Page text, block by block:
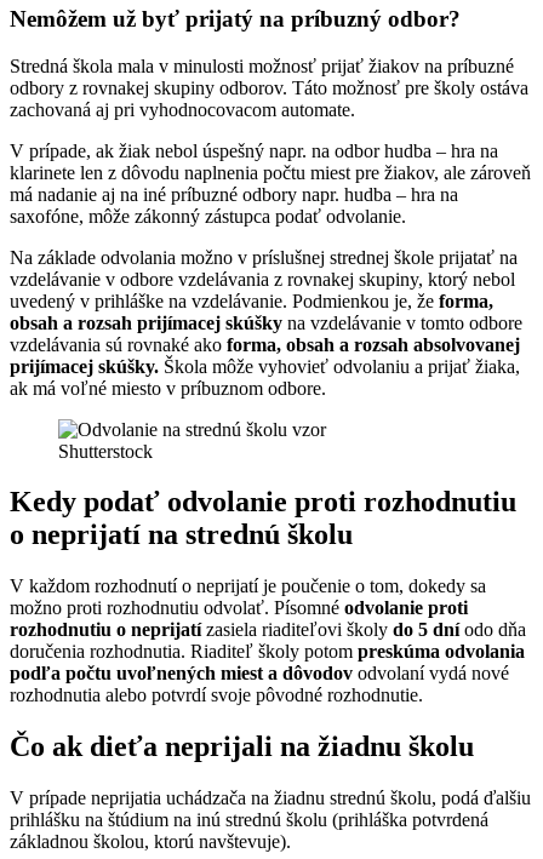
Nemôžem už byť prijatý na príbuzný odbor?
Stredná škola mala v minulosti možnosť prijať žiakov na príbuzné
odbory z rovnakej skupiny odborov. Táto možnosť pre školy ostáva
zachovaná aj pri vyhodnocovacom automate.
V prípade, ak žiak nebol úspešný napr. na odbor hudba – hra na
klarinete len z dôvodu naplnenia počtu miest pre žiakov, ale zároveň
má nadanie aj na iné príbuzné odbory napr. hudba – hra na
saxofóne, môže zákonný zástupca podať odvolanie.
Na základe odvolania možno v príslušnej strednej škole prijatať na
vzdelávanie v odbore vzdelávania z rovnakej skupiny, ktorý nebol
uvedený v prihláške na vzdelávanie. Podmienkou je, že forma,
obsah a rozsah prijímacej skúšky na vzdelávanie v tomto odbore
vzdelávania sú rovnaké ako forma, obsah a rozsah absolvovanej
prijímacej skúšky. Škola môže vyhovieť odvolaniu a prijať žiaka,
ak má voľné miesto v príbuznom odbore.
Shutterstock
Kedy podať odvolanie proti rozhodnutiu
o neprijatí na strednú školu
V každom rozhodnutí o neprijatí je poučenie o tom, dokedy sa
možno proti rozhodnutiu odvolať. Písomné odvolanie proti
rozhodnutiu o neprijatízasiela riaditeľovi školy do 5 dníodo dňa
doručenia rozhodnutia. Riaditeľ školy potom preskúma odvolania
podľa počtu uvoľnených miest a dôvodov odvolaní vydá nové
rozhodnutia alebo potvrdí svoje pôvodné rozhodnutie.
Čo ak dieťa neprijali na žiadnu školu
V prípade neprijatia uchádzača na žiadnu strednú školu, podá ďalšiu
prihlášku na štúdium na inú strednú školu (prihláška potvrdená
základnou školou, ktorú navštevuje).